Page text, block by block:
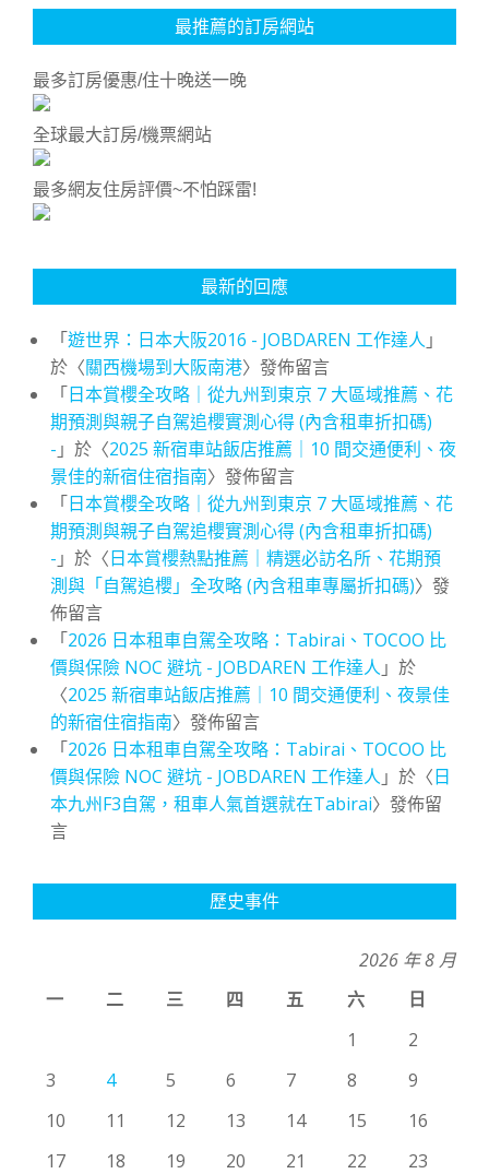
最推薦的訂房網站
最多訂房優惠/住十晚送一晚
全球最大訂房/機票網站
最多網友住房評價~不怕踩雷!
最新的回應
「遊世界：日本大阪2016 - JOBDAREN 工作達人 」
於〈關西機場到大阪南港〉發佈留言
「日本賞櫻全攻略｜從九州到東京 7 大區域推薦、花
期預測與親子自駕追櫻實測心得 (內含租車折扣碼)
- 」於〈2025 新宿車站飯店推薦｜10 間交通便利、夜
景佳的新宿住宿指南〉發佈留言
「日本賞櫻全攻略｜從九州到東京 7 大區域推薦、花
期預測與親子自駕追櫻實測心得 (內含租車折扣碼)
- 」於〈日本賞櫻熱點推薦｜精選必訪名所、花期預
測與「自駕追櫻」全攻略 (內含租車專屬折扣碼)〉發
佈留言
「2026 日本租車自駕全攻略：Tabirai、TOCOO 比
價與保險 NOC 避坑 - JOBDAREN 工作達人 」於
〈2025 新宿車站飯店推薦｜10 間交通便利、夜景佳
的新宿住宿指南〉發佈留言
「2026 日本租車自駕全攻略：Tabirai、TOCOO 比
價與保險 NOC 避坑 - JOBDAREN 工作達人 」於〈日
本九州F3自駕，租車人氣首選就在Tabirai〉發佈留
言
歷史事件
2026 年 8 月
一
二 三 四 五 六
日
1
2
3
4 5 6 7 8
9
10
11 12 13 14 15
16
17
18 19 20 21 22
23